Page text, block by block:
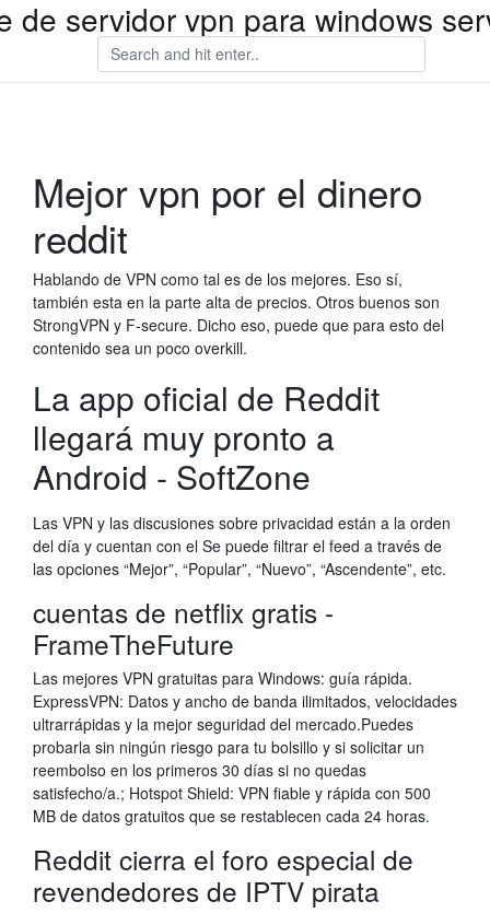
de servidor vpn para windows
Mejor vpn por el dinero
reddit
Hablando de VPN como tal es de los mejores. Eso sí,
también esta en la parte alta de precios. Otros buenos son
StrongVPN y F-secure. Dicho eso, puede que para esto del
contenido sea un poco overkill.
La app oficial de Reddit
llegará muy pronto a
Android - SoftZone
Las VPN y las discusiones sobre privacidad están a la orden
del día y cuentan con el Se puede filtrar el feed a través de
las opciones “Mejor”, “Popular”, “Nuevo”, “​Ascendente”, etc.
cuentas de netflix gratis -
FrameTheFuture
Las mejores VPN gratuitas para Windows: guía rápida.
ExpressVPN: Datos y ancho de banda ilimitados, velocidades
ultrarrápidas y la mejor seguridad del mercado.Puedes
probarla sin ningún riesgo para tu bolsillo y si solicitar un
reembolso en los primeros 30 días si no quedas
satisfecho/a.; Hotspot Shield: VPN fiable y rápida con 500
MB de datos gratuitos que se restablecen cada 24 horas.
Reddit cierra el foro especial de
revendedores de IPTV pirata